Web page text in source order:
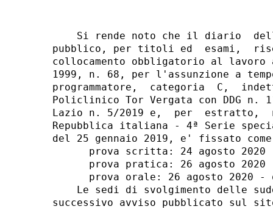
Si rende noto che il diario
pubblico, per titoli ed  esami,
collocamento obbligatorio al
1999, n. 68, per l'assunzione a
programmatore,  categoria  C,
Policlinico Tor Vergata con DDG n.
Lazio n. 5/2019 e,  per  estratto,
Repubblica italiana - 4ª Serie
del 25 gennaio 2019, e' fissato
prova scritta: 24 agosto
prova pratica: 26 agosto
prova orale: 26 agosto 2020
Le sedi di svolgimento delle
successivo avviso pubblicato sul